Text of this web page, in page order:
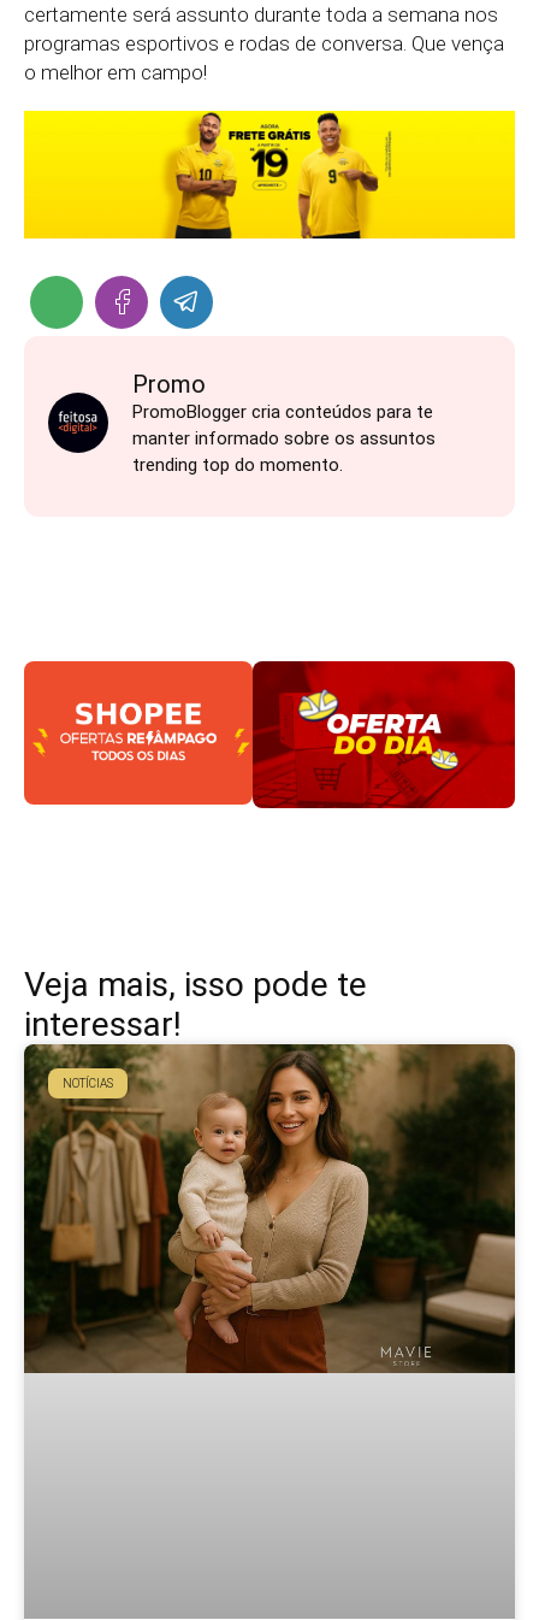
certamente será assunto durante toda a semana nos
programas esportivos e rodas de conversa. Que vença
o melhor em campo!
Promo
PromoBlogger cria conteúdos para te
manter informado sobre os assuntos
trending top do momento.
Veja mais, isso pode te
interessar!
NOTÍCIAS